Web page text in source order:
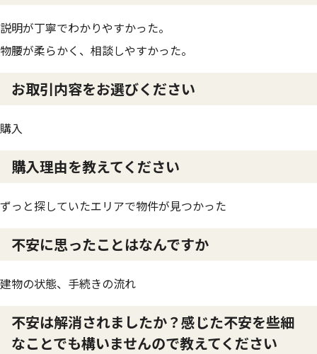
説明が丁寧でわかりやすかった。
物腰が柔らかく、相談しやすかった。
お取引内容をお選びください
購入
購入理由を教えてください
ずっと探していたエリアで物件が見つかった
不安に思ったことはなんですか
建物の状態、手続きの流れ
不安は解消されましたか？感じた不安を些細
なことでも構いませんので教えてください